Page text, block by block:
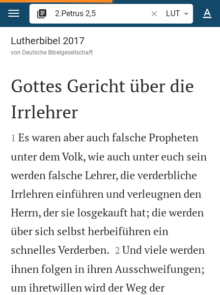
Zum Inhalt springen
Bibelstelle oder
LUT
2.Petrus 2
Lutherbibel 2017
von Deutsche Bibelgesellschaft

Gottes Gericht über die
Irrlehrer

1 Es waren aber auch falsche Propheten
unter dem Volk, wie auch unter euch sein
werden falsche Lehrer, die verderbliche
Irrlehren einführen und verleugnen den
Herrn, der sie losgekauft hat; die werden
über sich selbst herbeiführen ein
schnelles Verderben. 

2 Und viele werden
ihnen folgen in ihren Ausschweifungen;
um ihretwillen wird der Weg der